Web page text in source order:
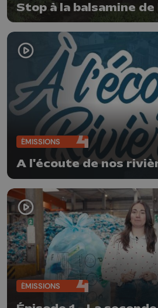
Stop à la balsamine
ÉMISSIONS
A l'écoute de nos
ÉMISSIONS